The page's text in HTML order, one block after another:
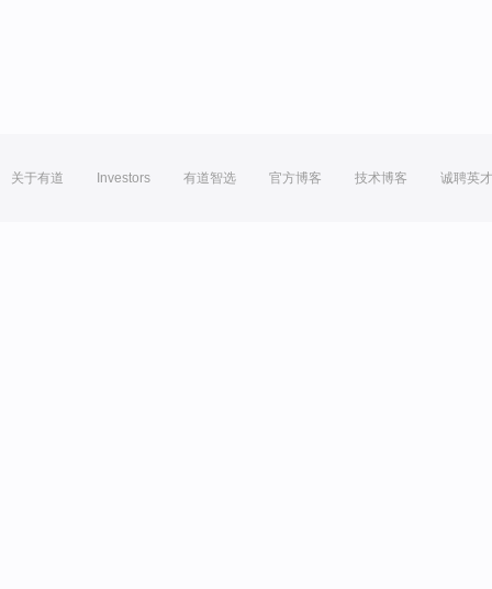
关于有道 Investors 有道智选 官方博客 技术博客 诚聘英才